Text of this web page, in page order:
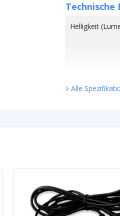
Technische
Helligkeit
Watt -
LED
Schutz
Material der
Alle